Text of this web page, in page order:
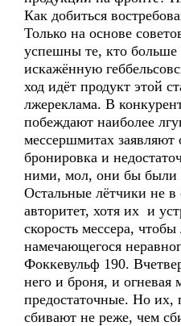
Как добиться
Только на основе
успешны те, кто больше
искажённую
ход идёт продукт этой
лжереклама. В
побеждают наиболее
мессершмитах заявляют
бронировка и
ними, мол, они бы были
Остальные лётчики не
авторитет, хотя их и
скорость мессера, чтобы
намечающегося
Фоккевульф 190.
него и броня, и огневая
предостаточные. Но их,
сбивают не реже, чем